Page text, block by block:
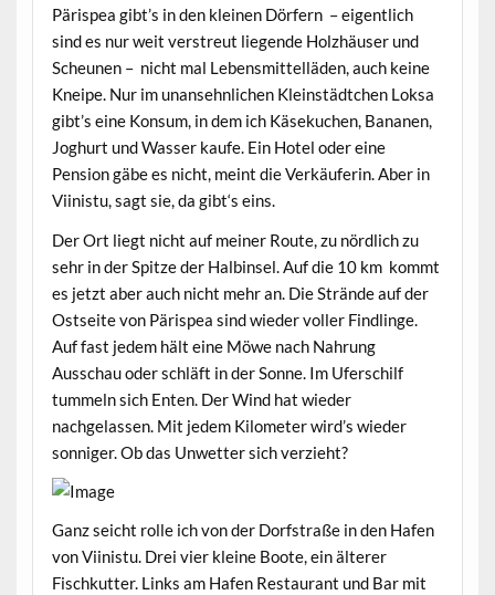
Pärispea gibt’s in den kleinen Dörfern – eigentlich
sind es nur weit verstreut liegende Holzhäuser und
Scheunen – nicht mal Lebensmittelläden, auch keine
Kneipe. Nur im unansehnlichen Kleinstädtchen Loksa
gibt’s eine Konsum, in dem ich Käsekuchen, Bananen,
Joghurt und Wasser kaufe. Ein Hotel oder eine
Pension gäbe es nicht, meint die Verkäuferin. Aber in
Viinistu, sagt sie, da gibt‘s eins.
Der Ort liegt nicht auf meiner Route, zu nördlich zu
sehr in der Spitze der Halbinsel. Auf die 10 km kommt
es jetzt aber auch nicht mehr an. Die Strände auf der
Ostseite von Pärispea sind wieder voller Findlinge.
Auf fast jedem hält eine Möwe nach Nahrung
Ausschau oder schläft in der Sonne. Im Uferschilf
tummeln sich Enten. Der Wind hat wieder
nachgelassen. Mit jedem Kilometer wird’s wieder
sonniger. Ob das Unwetter sich verzieht?
Ganz seicht rolle ich von der Dorfstraße in den Hafen
von Viinistu. Drei vier kleine Boote, ein älterer
Fischkutter. Links am Hafen Restaurant und Bar mit